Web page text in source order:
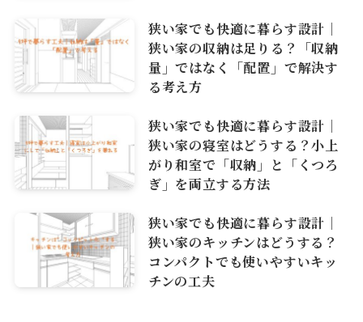
狭い家でも快適に暮らす設計｜
狭い家の収納は足りる？「収納
量」ではなく「配置」で解決す
る考え方
狭い家でも快適に暮らす設計｜
狭い家の寝室はどうする？小上
がり和室で「収納」と「くつろ
ぎ」を両立する方法
狭い家でも快適に暮らす設計｜
狭い家のキッチンはどうする？
コンパクトでも使いやすいキッ
チンの工夫